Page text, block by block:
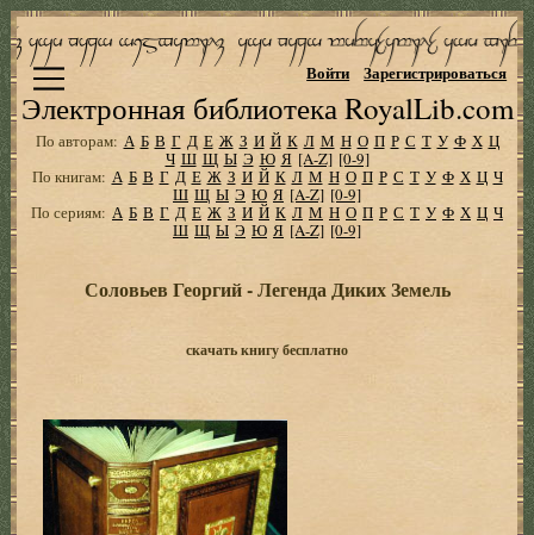
Электронная библиотека RoyalLib.com
Войти Зарегистрироваться
По авторам: А Б В Г Д Е Ж З И Й К Л М Н О П Р С Т У Ф Х Ц
Ч Ш Щ Ы Э Ю Я [A-Z] [0-9]
По книгам: А Б В Г Д Е Ж З И Й К Л М Н О П Р С Т У Ф Х Ц Ч
Ш Щ Ы Э Ю Я [A-Z] [0-9]
По сериям: А Б В Г Д Е Ж З И Й К Л М Н О П Р С Т У Ф Х Ц Ч
Ш Щ Ы Э Ю Я [A-Z] [0-9]
Соловьев Георгий - Легенда Диких Земель
скачать книгу бесплатно